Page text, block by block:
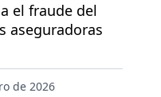
el fraude del
aseguradoras
de 2026